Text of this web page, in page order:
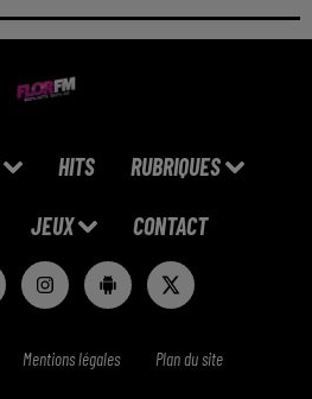
HITS RUBRIQUES
JEUX CONTACT
Mentions légales Plan du site